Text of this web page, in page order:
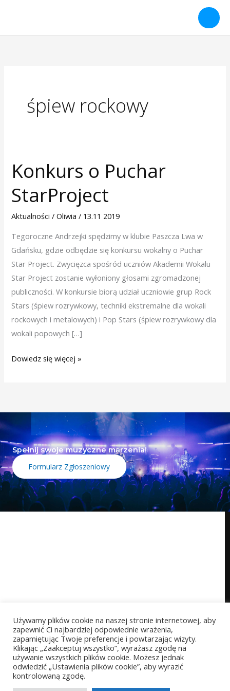
treści
śpiew rockowy
Konkurs o Puchar
StarProject
Aktualności /Oliwia/ 13.11 2019
Tegoroczne Andrzejki spędzimy w klubie Paszcza Lwa w
Gdańsku, gdzie odbędzie się konkursu wokalny o Puchar
Star Project. Zwycięzca spośród uczniów Akademii Wokalu
Star Project zostanie wyłoniony głosami zgromadzonej
publiczności. W konkursie biorą udział uczniowie grup Rock
Stars (śpiew rozrywkowy, techniki ekstremalne dla wokali
rockowych i metalowych) i Pop Stars (śpiew rozrywkowy dla
wokali popowych […]
Konkurs
o
Puchar
Dowiedz się więcej »
Spełnij swoje muzyczne marzenia!
Formularz Zgłoszeniowy
Copyright © 2026 StarProject akademia wokalu
Używamy plików cookie na naszej stronie internetowej, aby
zapewnić Ci najbardziej odpowiednie wrażenia,
zapamiętując Twoje preferencje i powtarzając wizyty.
Klikając „Zaakceptuj wszystko”, wyrażasz zgodę na
używanie wszystkich plików cookie. Możesz jednak
odwiedzić „Ustawienia plików cookie”, aby wyrazić
kontrolowaną zgodę.